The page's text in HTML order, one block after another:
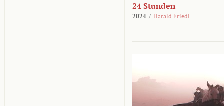
24 Stunden
2024 / Harald Friedl